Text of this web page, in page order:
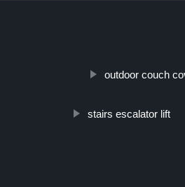
outdoor couch
stairs escalator lift